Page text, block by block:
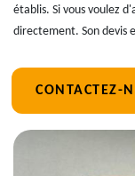
établis. Si vous voulez
directement. Son devis
CONTACTEZ-